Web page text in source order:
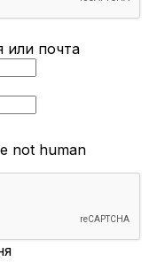
или почта
not human